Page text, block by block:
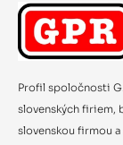
Profil spoločnosti
slovenských firiem,
slovenskou firmou